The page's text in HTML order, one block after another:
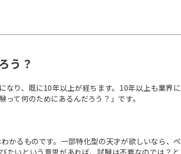
う？
なり、既に10年以上が経ちます。10年以上も業界に
て何のためにあるんだろう？」です。
かるものです。一部特化型の天才が欲しいなら、ペ
たいという意思があれば、試験は不要なのでは？と